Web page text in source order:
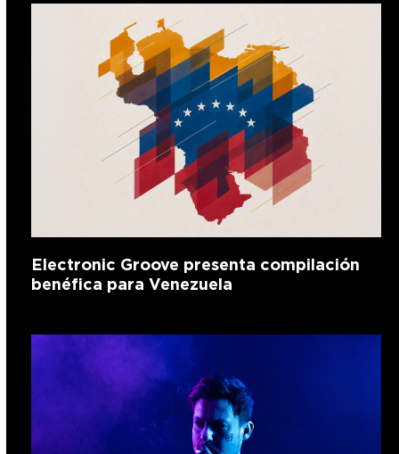
Electronic Groove presenta compilación
benéfica para Venezuela